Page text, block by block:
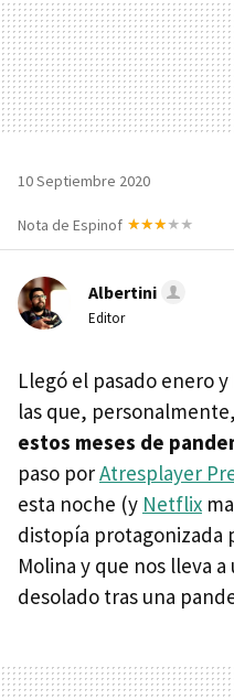
10 Septiembre 2020
Nota de Espinof
Albertini
Editor
Llegó el pasado enero
las que, personalmente,
estos meses de
paso porAtresplayer
esta noche (y Netflix
distopía protagonizada
Molina y que nos lleva
desolado tras una